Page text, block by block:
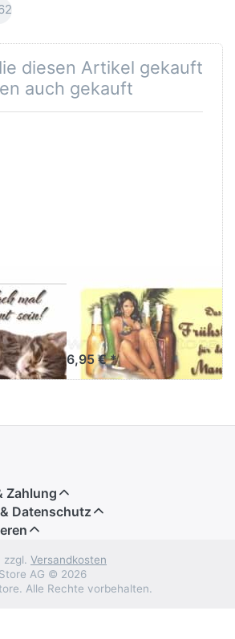
diesen Artikel gekauft
auch gekauft
Frühstück für
den Mann
6,95 € *
Zahlung
Datenschutz
zzgl. Versandkosten
AG © 2026
Alle Rechte vorbehalten.